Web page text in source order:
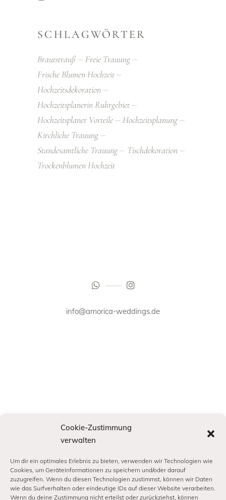
Cookie-Zustimmung
verwalten
Um dir ein optimales Erlebnis zu bieten, verwenden wir Technologien wie
Cookies, um Geräteinformationen zu speichern und/oder darauf
zuzugreifen. Wenn du diesen Technologien zustimmst, können wir Daten
wie das Surfverhalten oder eindeutige IDs auf dieser Website verarbeiten.
Wenn du deine Zustimmung nicht erteilst oder zurückziehst, können
SCHLAGWÖRTER
Brautstrauß
Freie Trauung
Frische Blumen Hochzeit
Hochzeitsdekoration
Hochzeitsplanerin Ruhrgebiet
Hochzeitsplaner Vorteile
Hochzeitsplanung
Kirchliche Trauung
Standesamtliche Trauung
Tischdekoration
Trockenblumen Hochzeit
info@amorica-weddings.de
INFORMATION